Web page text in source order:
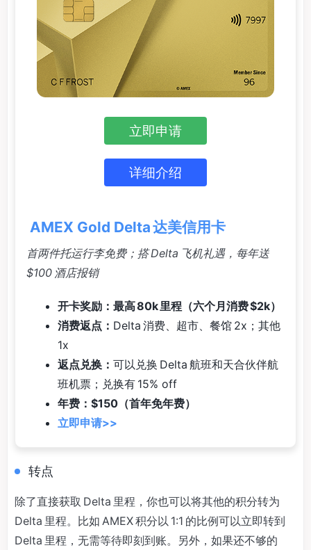
立即申请
详细介绍
AMEX Gold Delta 达美信用卡
首两件托运行李免费；搭 Delta 飞机礼遇，每年送
$100 酒店报销
开卡奖励：最高 80k 里程（六个月消费 $2k）
消费返点： Delta 消费、超市、餐馆 2x；其他
1x
返点兑换： 可以兑换 Delta 航班和天合伙伴航
班机票；兑换有 15% off
年费：$150（首年免年费）
立即申请>>
转点
除了直接获取 Delta 里程，你也可以将其他的积分转为
Delta 里程。比如 AMEX 积分以 1:1 的比例可以立即转到
Delta 里程，无需等待即刻到账。另外，如果还不够的